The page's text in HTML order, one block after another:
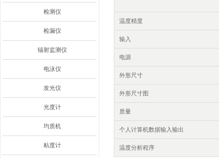
检测仪
检漏仪
辐射监测仪
电泳仪
发光仪
光度计
均质机
粘度计
温度精度
输入
电源
外形尺寸
外形尺寸图
质量
个人计算机数据输入输出
温度分析程序